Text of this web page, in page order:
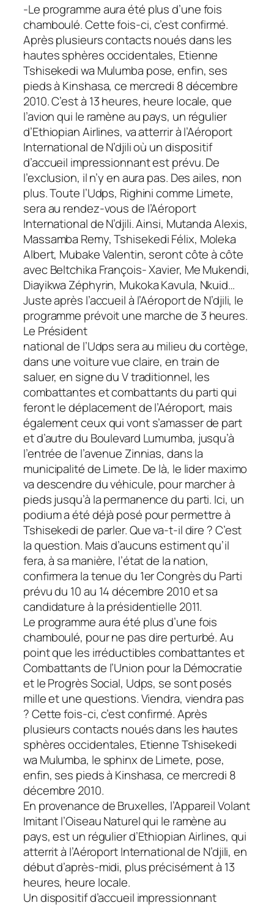
-Le programme aura été plus d’une fois
chamboulé. Cette fois-ci, c’est confirmé.
Après plusieurs contacts noués dans les
hautes sphères occidentales, Etienne
Tshisekedi wa Mulumba pose, enfin, ses
pieds à Kinshasa, ce mercredi 8 décembre
2010. C’est à 13 heures, heure locale, que
l’avion qui le ramène au pays, un régulier
d’Ethiopian Airlines, va atterrir à l’Aéroport
International de N’djili où un dispositif
d’accueil impressionnant est prévu.De
l’exclusion, il n’y en aura pas. Des ailes, non
plus.Toute l’Udps, Righini comme Limete,
sera au rendez-vous de l’Aéroport
International de N’djili. Ainsi, Mutanda Alexis,
Massamba Remy, Tshisekedi Félix, Moleka
Albert, Mubake Valentin, seront côte à côte
avec Beltchika François- Xavier, Me Mukendi,
Diayikwa Zéphyrin, Mukoka Kavula, Nkuid…
Juste après l’accueil à l’Aéroport de N’djili, le
programme prévoit une marche de 3 heures.
Le Président
national de l’Udps sera au milieu du cortège,
dans une voiture vue claire, en train de
saluer, en signe du V traditionnel, les
combattantes et combattants du parti qui
feront le déplacement de l’Aéroport, mais
également ceux qui vont s’amasser de part
et d’autre du Boulevard Lumumba, jusqu’à
l’entrée de l’avenue Zinnias, dans la
municipalité de Limete. De là, le lider maximo
va descendre du véhicule, pour marcher à
pieds jusqu’à la permanence du parti. Ici, un
podium a été déjà posé pour permettre à
Tshisekedi de parler. Que va-t-il dire ? C’est
la question. Mais d’aucuns estiment qu’il
fera, à sa manière, l’état de la nation,
confirmera la tenue du 1er Congrès du Parti
prévu du 10 au 14 décembre 2010 et sa
candidature à la présidentielle 2011.
Le programme aura été plus d’une fois
chamboulé, pour ne pas dire perturbé. Au
point que les irréductibles combattantes et
Combattants de l’Union pour la Démocratie
et le Progrès Social, Udps, se sont posés
mille et une questions. Viendra, viendra pas
? Cette fois-ci, c’est confirmé. Après
plusieurs contacts noués dans les hautes
sphères occidentales, Etienne Tshisekedi
wa Mulumba, le sphinx de Limete, pose,
enfin, ses pieds à Kinshasa, ce mercredi 8
décembre 2010.
En provenance de Bruxelles, l’Appareil Volant
Imitant l’Oiseau Naturel qui le ramène au
pays, est un régulier d’Ethiopian Airlines, qui
atterrit à l’Aéroport International de N’djili, en
début d’après-midi, plus précisément à 13
heures, heure locale.
Un dispositif d’accueil impressionnant